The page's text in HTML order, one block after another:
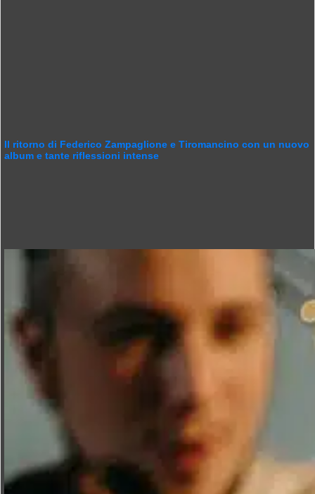
Il ritorno di Federico Zampaglione e Tiromancino con un nuovo
album e tante riflessioni intense